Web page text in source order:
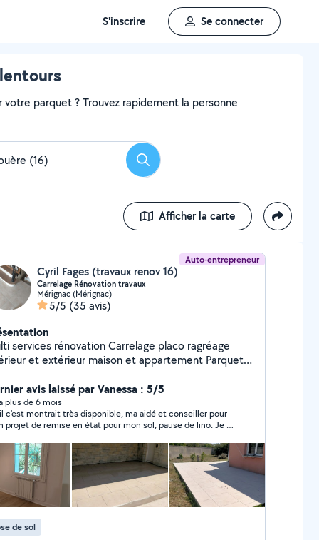
S'inscrire Se connecter
parquet ? Trouvez rapidement la personne
Rechercher
Afficher la carte
Auto-entrepreneur
Cyril Fages (travaux renov 16)
Carrelage Rénovation travaux
Mérignac (Mérignac)
5/5 (35 avis)
services rénovation Carrelage placo ragréage
et extérieur maison et appartement Parquet
avis laissé par Vanessa : 5/5
plus de 6 mois
c'est montrait très disponible, ma aidé et conseiller pour
projet de remise en état pour mon sol, pause de lino. Je le
de sol